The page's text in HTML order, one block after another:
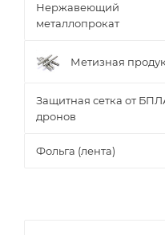
Нержавеющий
металлопрокат
Метизная
Защитная сетка от
дронов
Фольга (лента)